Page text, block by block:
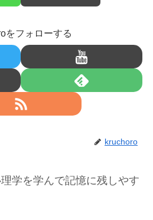
をフォローする
kruchoro
学を学んで記憶に残しやす